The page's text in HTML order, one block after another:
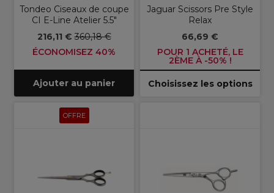
Tondeo Ciseaux de coupe
CI E-Line Atelier 5.5"
216,11 €360,18 €
ÉCONOMISEZ 40%
Ajouter au panier
Jaguar Scissors Pre Style
Relax
66,69 €
POUR 1 ACHETÉ, LE
2ÈME À -50% !
Choisissez les options
OFFRE